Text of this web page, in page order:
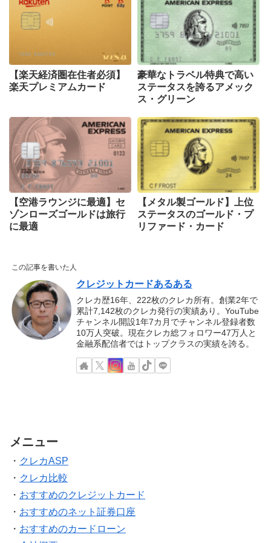
【楽天経済圏在住者必須】
楽天プレミアムカード
豪華なトラベル特典で高い
ステータスを誇るアメック
ス・グリーン
【空港ラウンジに最適】セ
ゾンローズゴールドは旅行
に最適
【メタル製ゴールド】上位
ステータスのゴールド・プ
リファード・カード
この記事を書いた人
クレジットカードあるある
クレカ歴16年、222枚のクレカ所有。創業2年で
累計7,142枚のクレカ発行の実績あり。YouTube
チャンネル開設1年7カ月でチャンネル登録者数
10万人突破。現在クレカ総フォロワー47万人と
金融系配信者ではトップクラスの実績を誇る。
メニュー
・ クレカASP
・ クレカ比較
・ おすすめのクレジットカード
・ おすすめのネット証券口座
・ おすすめのカードローン